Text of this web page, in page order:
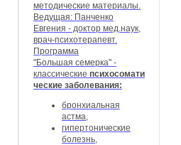
методические материалы.
Ведущая: Панченко
Евгения - доктор мед.наук,
врач-психотерапевт.
Программа
"Большая семерка" -
классические психосомати
ческие заболевания:
бронхиальная
астма,
гипертонические
болезнь,